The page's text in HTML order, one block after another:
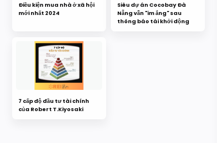
Điều kiện mua nhà ở xã hội
mới nhất 2024
Siêu dự án Cocobay Đà
Nẵng vẫn "im ắng" sau
thông báo tái khởi động
7 cấp độ đầu tư tài chính
của Robert T.Kiyosaki